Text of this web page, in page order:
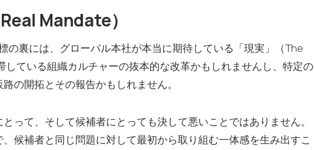
Mandate）
の裏には、グローバル本社が本当に期待している「現実」（The
ている組織カルチャーの抜本的な改革かもしれませんし、特定の
の開拓とその報告かもしれません。
って、そして候補者にとっても決して悪いことではありません。
候補者と同じ問題に対して最初から取り組む一体感を生み出すこ